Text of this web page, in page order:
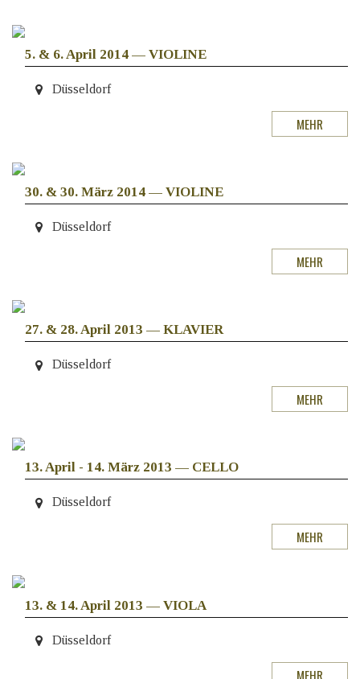
5. & 6. April 2014 — VIOLINE
Düsseldorf
MEHR
30. & 30. März 2014 — VIOLINE
Düsseldorf
MEHR
27. & 28. April 2013 — KLAVIER
Düsseldorf
MEHR
13. April - 14. März 2013 — CELLO
Düsseldorf
MEHR
13. & 14. April 2013 — VIOLA
Düsseldorf
MEHR